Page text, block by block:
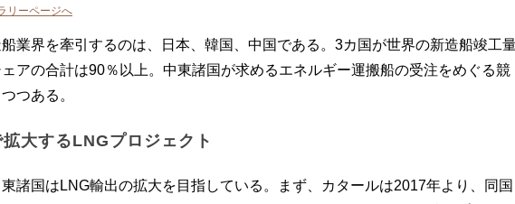
リーページへ
業界を牽引するのは、日本、韓国、中国である。3カ国が世界の新造船竣工
アの合計は90％以上。中東諸国が求めるエネルギー運搬船の受注をめぐる競
つある。
大するLNGプロジェクト
諸国はLNG輸出の拡大を目指している。まず、カタールは2017年より、同国